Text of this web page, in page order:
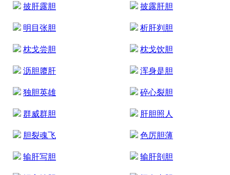
披肝露胆 披露肝胆
明目张胆 析肝刿胆
枕戈尝胆 枕戈饮胆
沥胆隳肝 浑身是胆
独胆英雄 碎心裂胆
群威群胆 肝胆照人
胆裂魂飞 色厉胆薄
输肝写胆 输肝剖胆